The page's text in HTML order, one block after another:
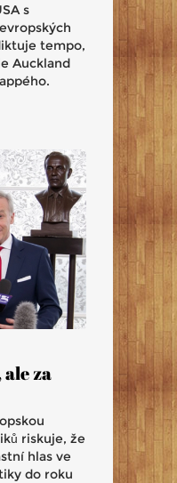
s
tempo,
Auckland
za
riskuje, že
hlas ve
do roku